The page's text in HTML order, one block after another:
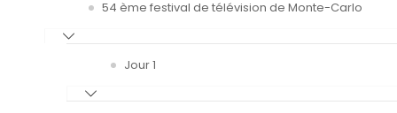
54 ème festival de télévision de Monte-Carlo
Jour 1